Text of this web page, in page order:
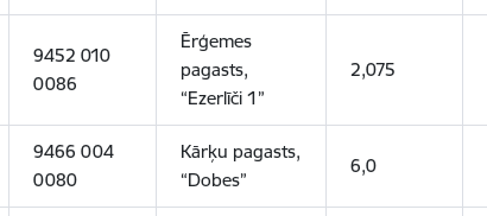
9452 010
0086
Ērģemes
pagasts,
“Ezerlīči 1”
2,075
9466 004
0080
Kārķu pagasts,
“Dobes”
6,0